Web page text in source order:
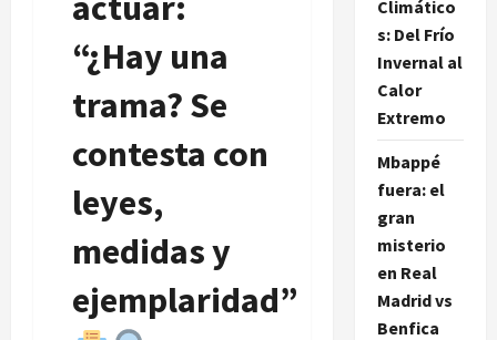
“¿Hay una
trama? Se
contesta con
leyes,
medidas y
ejemplaridad”
Climático
s: Del Frío
Invernal al
Calor
Extremo
Mbappé
fuera: el
gran
misterio
en Real
Madrid vs
Benfica